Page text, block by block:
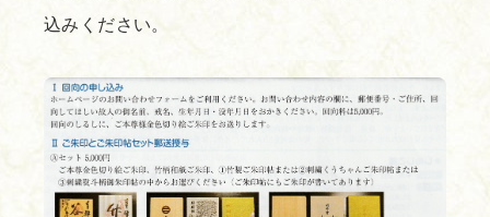
込みください。